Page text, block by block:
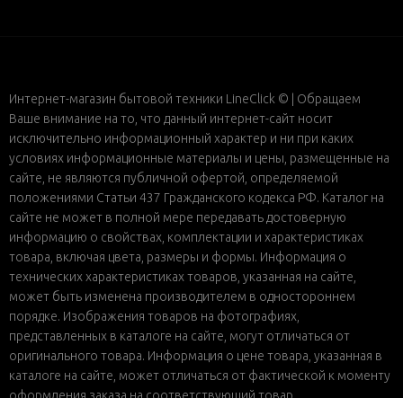
Интернет-магазин бытовой техники LineClick © | Обращаем
Ваше внимание на то, что данный интернет-сайт носит
исключительно информационный характер и ни при каких
условиях информационные материалы и цены, размещенные на
сайте, не являются публичной офертой, определяемой
положениями Статьи 437 Гражданского кодекса РФ. Каталог на
сайте не может в полной мере передавать достоверную
информацию о свойствах, комплектации и характеристиках
товара, включая цвета, размеры и формы. Информация о
технических характеристиках товаров, указанная на сайте,
может быть изменена производителем в одностороннем
порядке. Изображения товаров на фотографиях,
представленных в каталоге на сайте, могут отличаться от
оригинального товара. Информация о цене товара, указанная в
каталоге на сайте, может отличаться от фактической к моменту